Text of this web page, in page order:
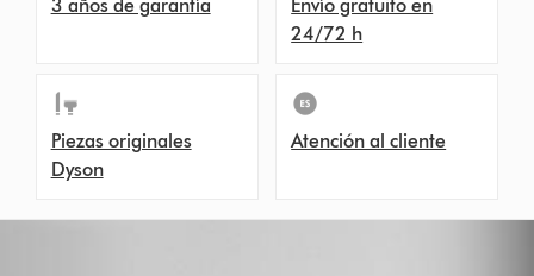
3 años de garantía
Envío gratuito en
24/72 h
Piezas originales
Dyson
Atención al cliente